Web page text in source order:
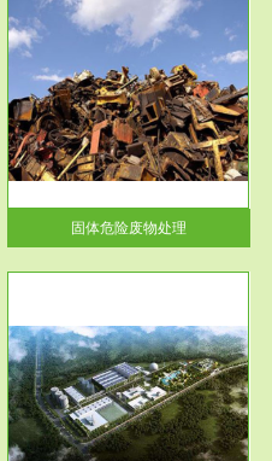
固体危险废物处理